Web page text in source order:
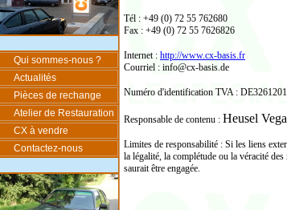
Qui sommes-nous ?
Actualités
Pièces de rechange
Atelier de Restauration
CX à vendre
Contactez-nous
Tél : +49 (0) 72 55 762680
Fax : +49 (0) 72 55 7626826
Internet : http://www.cx-basis.fr
Courriel : info@cx-basis.de
Numéro d'identification TVA :
Responsable de contenu : Heusel
Limites de responsabilité : Si les liens
la légalité, la complétude ou la véracité
saurait être engagée.